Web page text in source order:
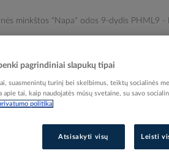
minkštos "Napa" odos 9-dydis PHML9 -
Elektrobalt prekės kodas
Gamintojo prekės kodas
pagrindiniai slapukų tipai
suasmenintų turinį bei skelbimus, teiktų socialinės
tai, kaip naudojatės mūsų svetaine, su savo
politika
Atsisakyti visų Leisti